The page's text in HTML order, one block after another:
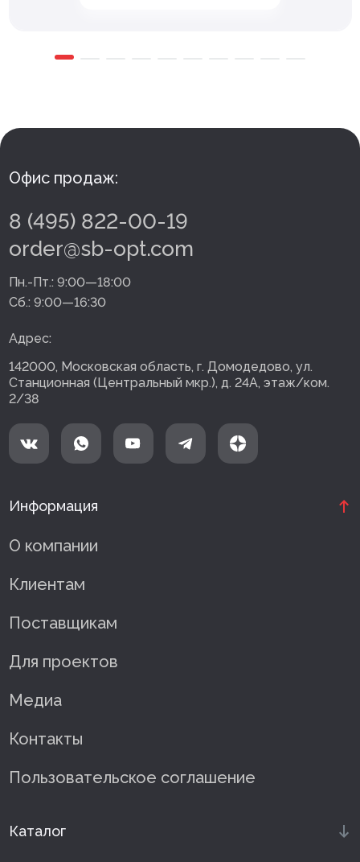
Офис продаж:
8 (495) 822-00-19
order@sb-opt.com
Пн.-Пт.: 9:00—18:00
Сб.: 9:00—16:30
Адрес:
142000, Московская область, г. Домодедово, ул.
Станционная (Центральный мкр.), д. 24А, этаж/ком.
2/38
Информация
О компании
Клиентам
Поставщикам
Для проектов
Медиа
Контакты
Пользовательское соглашение
Каталог